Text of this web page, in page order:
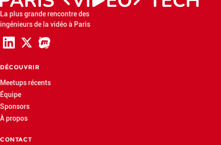
La plus grande rencontre des
ingénieurs de la vidéo à Paris
DÉCOUVRIR
Meetups récents
Équipe
Sponsors
À propos
CONTACT